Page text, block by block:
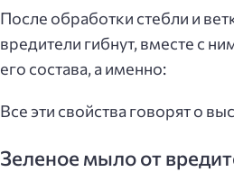
После обработки стебли и
вредители гибнут, вместе с
его состава, а именно:
Все эти свойства говорят о
Зеленое мыло от